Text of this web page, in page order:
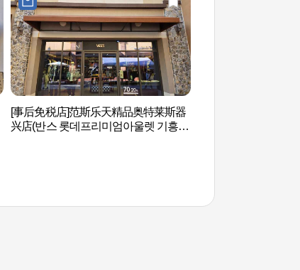
[事后免税店]范斯乐天精品奥特莱斯器
兴店(반스 롯데프리미엄아울렛 기흥